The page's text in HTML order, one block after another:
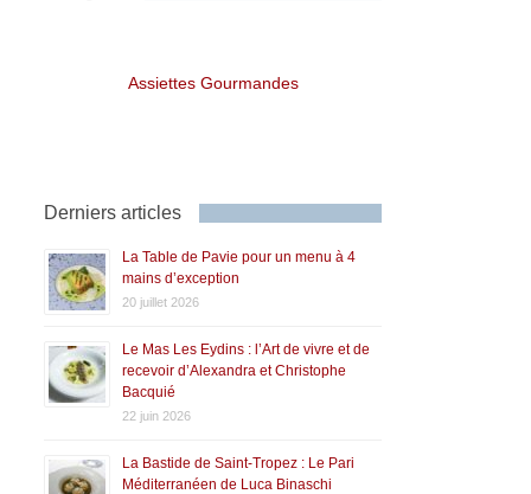
Assiettes Gourmandes
Derniers articles
La Table de Pavie pour un menu à 4
mains d’exception
20 juillet 2026
Le Mas Les Eydins : l’Art de vivre et de
recevoir d’Alexandra et Christophe
Bacquié
22 juin 2026
La Bastide de Saint-Tropez : Le Pari
Méditerranéen de Luca Binaschi